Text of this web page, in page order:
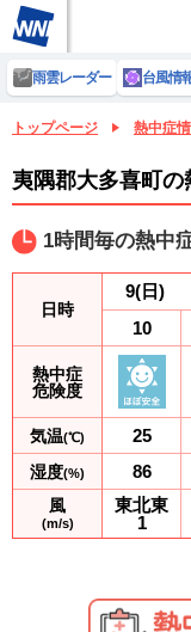
雨雲レーダー 台風情
トップページ 熱中症
夷隅郡大多喜町の
1時間毎の熱中
日時
熱中症
危険度
気温(℃)
湿度(%)
風
(m/s)
9(日)
10
25
86
東北東
1